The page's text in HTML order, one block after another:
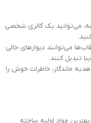
می‌توانید یک گالری شخصی
می‌توانند دیوارهای خالی
تبدیل کنند.
ماندگار، خاطرات خوش را
مواد اولیه ساخته